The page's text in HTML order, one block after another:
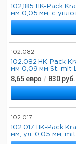
102,185 HK-Pack
мм 0,05 мм, с
102.082
102.082 HK-Pack
мм 0,09 мм St. mit
8,65 евро / 830 руб.
102.017
102.017 HK-Pack
мм, ул. 0,05 мм, mit